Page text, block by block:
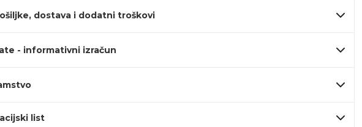
dostava i dodatni troškovi
- informativni izračun
list